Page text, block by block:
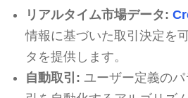
リアルタイム市場データ:
情報に基づいた取引決定を
タを提供します。
自動取引: ユーザー定義の